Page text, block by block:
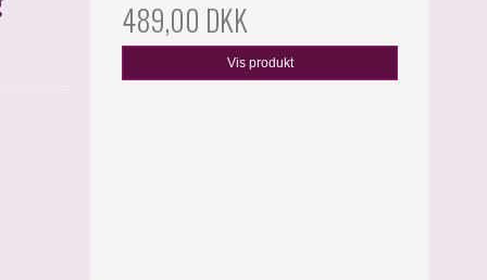
489,00 DKK
Vis produkt